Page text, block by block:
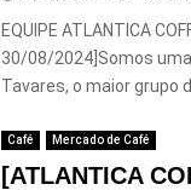
EQUIPE ATLANTICA
30/08/2024]Somos
Tavares, o maior grupo
Café Mercado de Café
[ATLANTICA